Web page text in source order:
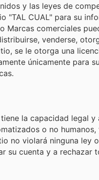
y las leyes de
"TAL CUAL" para su
comerciales
venderse,
se le otorga una
únicamente para
la capacidad legal
o no
no violará ninguna
su cuenta y a